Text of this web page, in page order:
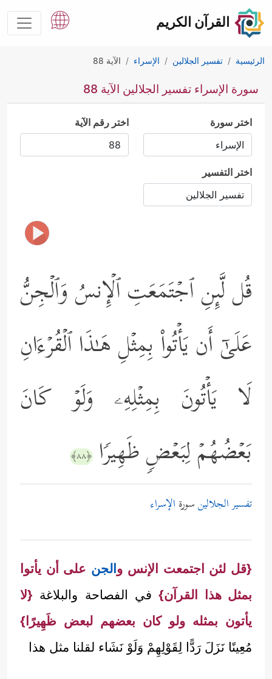
القرآن الكريم
الرئيسية تفسير الجلالين الإسراء الآية 88
سورة الإسراء تفسير الجلالين الآية 88
اختر سورة اختر رقم الآية
اختر التفسير
قُل لَّىِٕنِ ٱجۡتَمَعَتِ ٱلۡإِنسُ وَٱلۡجِنُّ
عَلَىٰۤ أَن یَأۡتُواْ بِمِثۡلِ هَـٰذَا ٱلۡقُرۡءَانِ
لَا یَأۡتُونَ بِمِثۡلِهِۦ وَلَوۡ كَانَ
بَعۡضُهُمۡ لِبَعۡضࣲ ظَهِیرࣰا ﴿٨٨﴾
تفسير الجلالينسورة الإسراء
{قل لئن اجتمعت الإنس والجن على أن يأتوا
بمثل هذا القرآن}في الفصاحة والبلاغة {لا
يأتون بمثله ولو كان بعضهم لبعض ظَهِيرًا}
مُعِينًا نَزَلَ رَدًّا لِقَوْلِهِمْ وَلَوْ نَشَاء لقلنا مثل هذا